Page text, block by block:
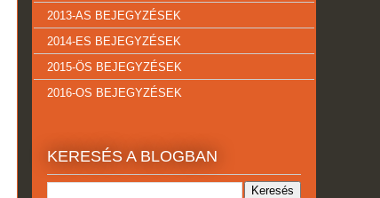
2013-AS BEJEGYZÉSEK
2014-ES BEJEGYZÉSEK
2015-ÖS BEJEGYZÉSEK
2016-OS BEJEGYZÉSEK
KERESÉS A BLOGBAN